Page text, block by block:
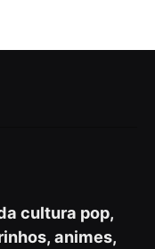
cultura pop,
animes,